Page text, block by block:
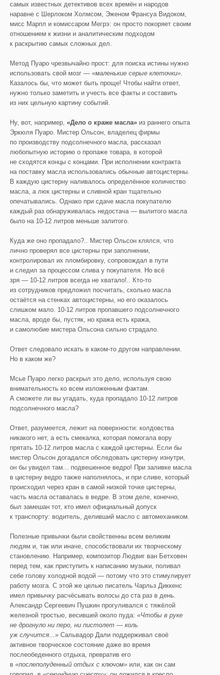
самых известных детективов всех времён и народов
наравне с Шерлоком Холмсом, Эженом Франсуа Видоком,
мисс Марпл и комиссаром Мегрэ: он просто покоряет своим
отношением к жизни и аналитическим подходом
к раскрытию самых сложных дел.
Метод Пуаро чрезвычайно прост: для поиска истины нужно
использовать свой мозг — «маленькие серые клеточки».
Казалось бы, что может быть проще! Чтобы найти ответ,
нужно только заметить и учесть все факты и составить
из них цельную картину событий.
Ну, вот, например, «Дело о краже масла» из раннего опыта
Эркюля Пуаро. Мистер Ольсон, владелец фирмы
по производству подсолнечного масла, рассказал
любопытную историю о пропаже товара, в которой
не сходятся концы с концами. При исполнении контракта
на поставку масла использовались обычные автоцистерны.
В каждую цистерну наливалось определённое количество
масла, а люк цистерны и сливной кран тщательно
опечатывались. Однако при сдаче масла покупателю
каждый раз обнаруживалась недостача — вылитого масла
было на 10-12 литров меньше залитого.
Куда же оно пропадало?.. Мистер Ольсон клялся, что
лично проверял все цистерны при заполнении,
контролировал их пломбировку, сопровождал в пути
и следил за процессом слива у покупателя. Но всё
зря — 10-12 литров всегда не хватало!.. Кто-то
из сотрудников предложил посчитать, сколько масла
остаётся на стенках автоцистерны, но его оказалось
слишком мало. 10-12 литров пропавшего подсолнечного
масла, вроде бы, пустяк, но кража есть кража,
и самолюбие мистера Ольсона сильно страдало.
Ответ следовало искать в каком-то другом направлении.
Но в каком же?
Мсье Пуаро легко раскрыл это дело, используя свою
внимательность ко всем изложенным фактам.
А сможете ли вы угадать, куда пропадало 10-12 литров
подсолнечного масла?
Ответ, разумеется, лежит на поверхности: колдовства
никакого нет, а есть смекалка, которая помогала вору
прятать 10-12 литров масла с каждой цистерны. Если бы
мистер Ольсон догадался обследовать цистерну изнутри,
он бы увидел там... подвешенное ведро! При заливке масла
в цистерну ведро также наполнялось, и при сливе, который
происходил через кран в самой низкой точке цистерны,
часть масла оставалась в ведре. В этом деле, конечно,
был замешан тот, кто имел официальный допуск
к транспорту: водитель, деливший масло с автомехаником.
Полезные привычки были свойственны всем великим
людям и, так или иначе, способствовали их творческому
становлению. Например, композитор Людвиг ван Бетховен
перед тем, как приступить к написанию музыки, поливал
себе голову холодной водой — потому что это стимулирует
работу мозга. С этой же целью писатель Чарльз Диккенс
имел привычку расчёсывать волосы до ста раз в день.
Александр Сергеевич Пушкин прогуливался с тяжёлой
железной тростью, весившей около пуда: «Чтобы в руке
не дрогнуло ни перо, ни пистолет — коль
уж случится...» Сальвадор Дали поддерживал своё
активное творческое состояние даже во время
послеобеденного отдыха, превратив его
в «послеполуденный отдых с ключом» или, как он сам